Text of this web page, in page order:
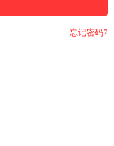
忘记密码?